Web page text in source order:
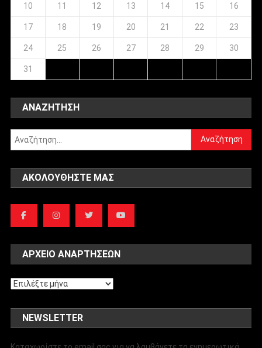
10 11 12 13 14 15 16
17 18 19 20 21 22 23
24 25 26 27 28 29 30
31
ΑΝΑΖΉΤΗΣΗ
Αναζήτηση
για:
ΑΚΟΛΟΥΘΉΣΤΕ ΜΑΣ
ΑΡΧΕΊΟ ΑΝΑΡΤΉΣΕΩΝ
Αρχείο
NEWSLETTER